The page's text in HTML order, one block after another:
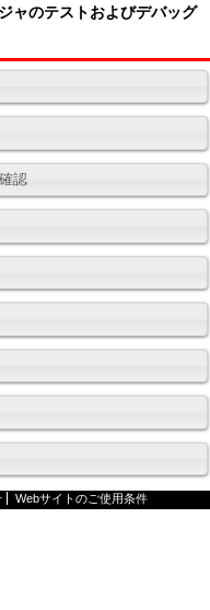
ャのテストおよびデバッグ
認
Webサイトのご使用条件